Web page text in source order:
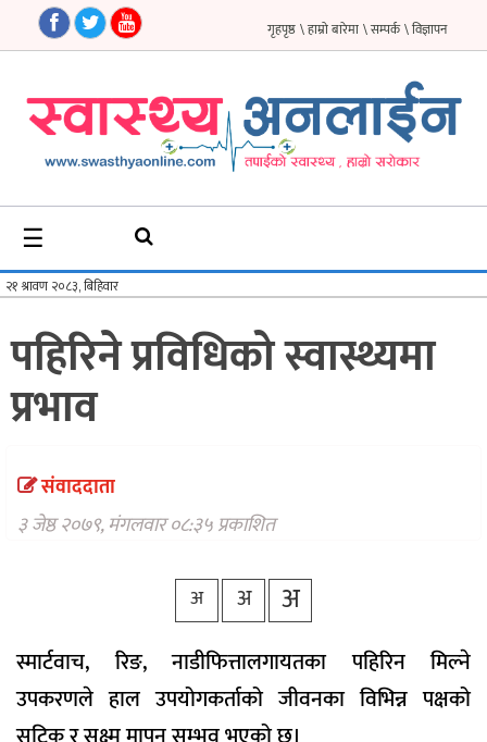
गृहपृष्ठ
समाचार
फिचर
अन्तर्वार्ता
विचार
ब्लग
वैकल्पिक
चिकित्सा
भिडियो
\ विज्ञापन
\ सम्पर्क
\ हाम्रो बारेमा
गृहपृष्ठ
☰
पहिरिने प्रविधिको स्वास्थ्यमा
प्रभाव
संवाददाता
३ जेष्ठ २०७९, मंगलवार ०८:३५ प्रकाशित
अ अ अ
स्मार्टवाच, रिङ, नाडीफित्तालगायतका पहिरिन मिल्ने
उपकरणले हाल उपयोगकर्ताको जीवनका विभिन्न पक्षको